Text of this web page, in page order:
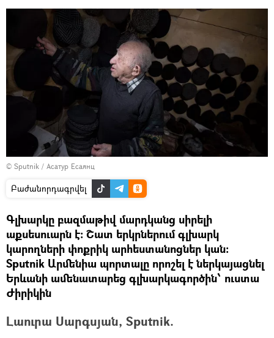
© Sputnik / Асатур Есаянц
Բաժանորդագրվել
Գլխարկը բազմաթիվ մարդկանց սիրելի
աքսեսուարն է: Շատ երկրներում գլխարկ
կարողների փոքրիկ արհեստանոցներ կան:
Sputnik Արմենիա պորտալը որոշել է ներկայացնել
Երևանի ամենատարեց գլխարկագործին՝ ուստա
Ժիրիկին
Լաուրա Սարգսյան, Sputnik.